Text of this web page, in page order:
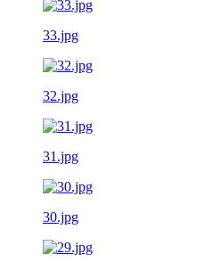
33.jpg
32.jpg
31.jpg
30.jpg